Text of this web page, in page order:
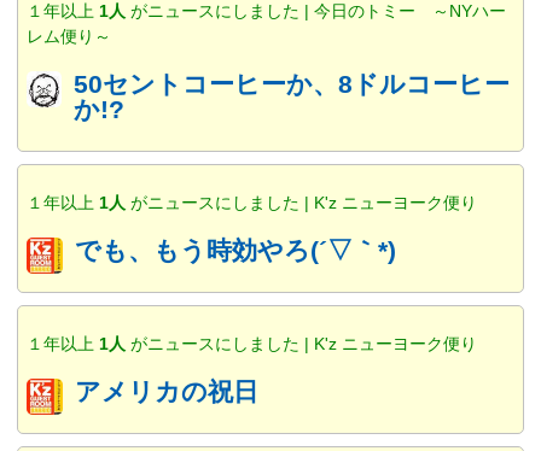
１年以上 1人 がニュースにしました | 今日のトミー ～NYハー
レム便り～
50セントコーヒーか、8ドルコーヒー
か!?
１年以上 1人 がニュースにしました | K'z ニューヨーク便り
でも、もう時効やろ(´▽｀*)
１年以上 1人 がニュースにしました | K'z ニューヨーク便り
アメリカの祝日